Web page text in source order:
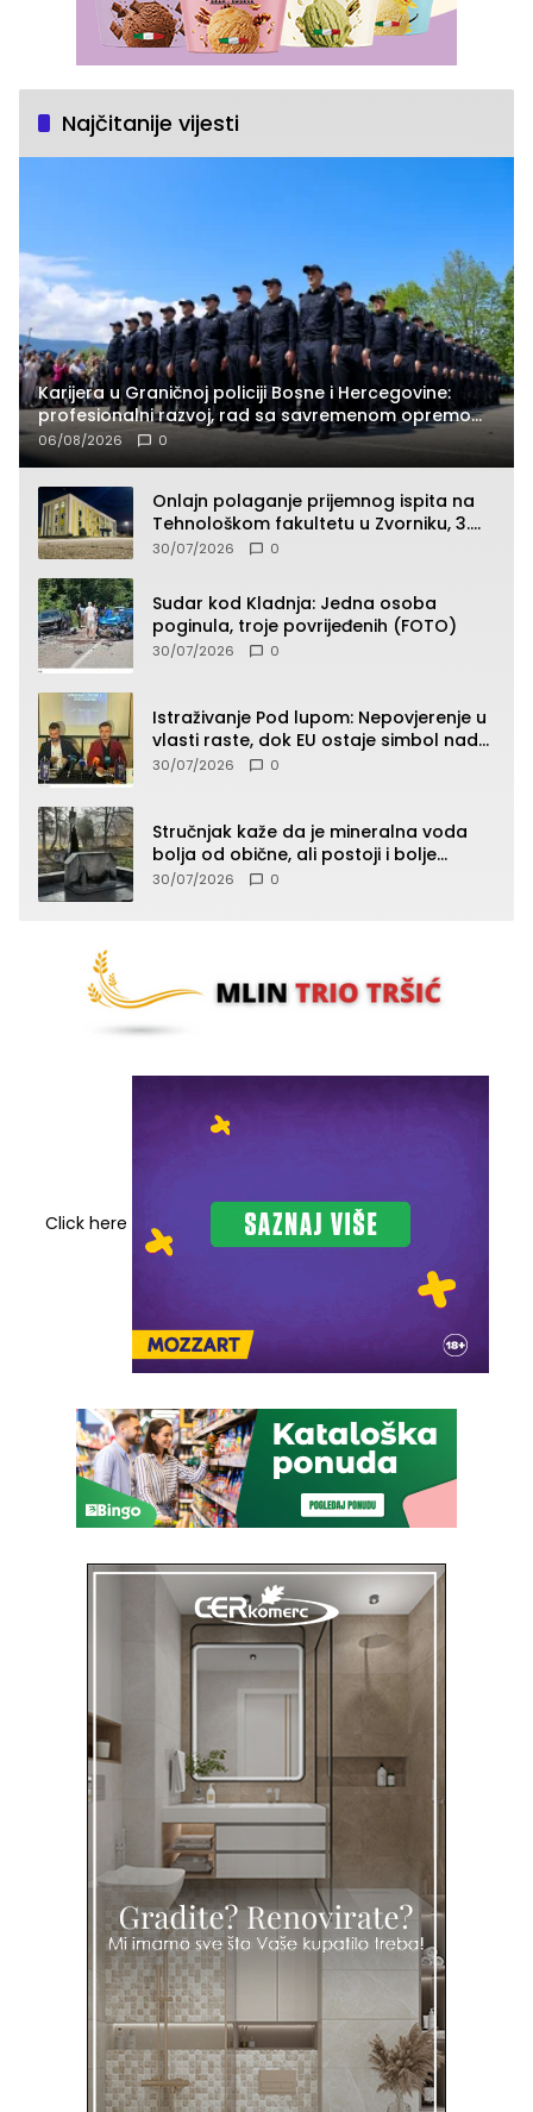
Najčitanije vijesti
Karijera u Graničnoj policiji Bosne i Hercegovine:
profesionalni razvoj, rad sa savremenom opremom
i služba građanima
06/08/2026 0
Onlajn polaganje prijemnog ispita na
Tehnološkom fakultetu u Zvorniku, 3.
septembra u 9.00 časova
30/07/2026 0
Sudar kod Kladnja: Jedna osoba
poginula, troje povrijeđenih (FOTO)
30/07/2026 0
Istraživanje Pod lupom: Nepovjerenje u
vlasti raste, dok EU ostaje simbol nade
građana
30/07/2026 0
Stručnjak kaže da je mineralna voda
bolja od obične, ali postoji i bolje
rješenje
30/07/2026 0
Click here